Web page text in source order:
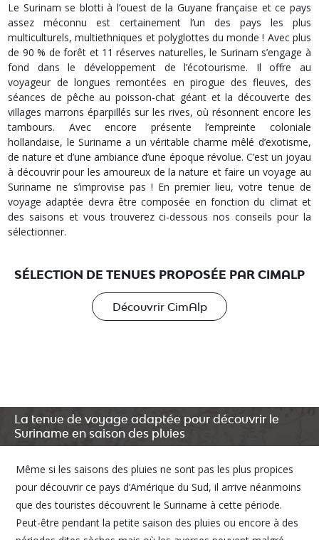
Le Surinam se blotti à l’ouest de la Guyane française et ce pays
assez méconnu est certainement l’un des pays les plus
multiculturels, multiethniques et polyglottes du monde ! Avec plus
de 90 % de forêt et 11 réserves naturelles, le Surinam s’engage à
fond dans le développement de l’écotourisme. Il offre au
voyageur de longues remontées en pirogue des fleuves, des
séances de pêche au poisson-chat géant et la découverte des
villages marrons éparpillés sur les rives, où résonnent encore les
tambours. Avec encore présente l’empreinte coloniale
hollandaise, le Suriname a un véritable charme mêlé d’exotisme,
de nature et d’une ambiance d’une époque révolue. C’est un joyau
à découvrir pour les amoureux de la nature et faire un voyage au
Suriname ne s’improvise pas ! En premier lieu, votre tenue de
voyage adaptée devra être composée en fonction du climat et
des saisons et vous trouverez ci-dessous nos conseils pour la
sélectionner.
SÉLECTION DE TENUES PROPOSÉE PAR CIMALP
Découvrir CimAlp
La tenue de voyage adaptée pour découvrir le
Suriname en saison des pluies
Même si les saisons des pluies ne sont pas les plus propices
pour découvrir ce pays d’Amérique du Sud, il arrive néanmoins
que des touristes découvrent le Suriname à cette période.
Peut-être pendant la petite saison des pluies ou encore à des